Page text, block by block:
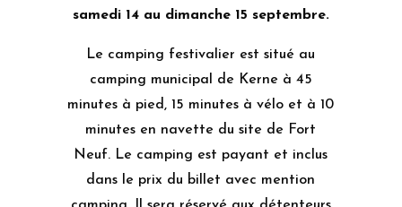
samedi 14 au dimanche 15 septembre.
Le camping festivalier est situé au
camping municipal de Kerne à 45
minutes à pied, 15 minutes à vélo et à 10
minutes en navette du site de Fort
Neuf. Le camping est payant et inclus
dans le prix du billet avec mention